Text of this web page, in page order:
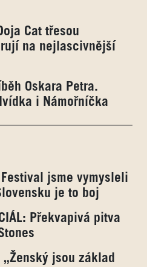
Cat třesou
na nejlascivnější
Oskara Petra.
i Námořníčka
Festival jsme vymysleli
je to boj
Překvapivá pitva
jsou základ